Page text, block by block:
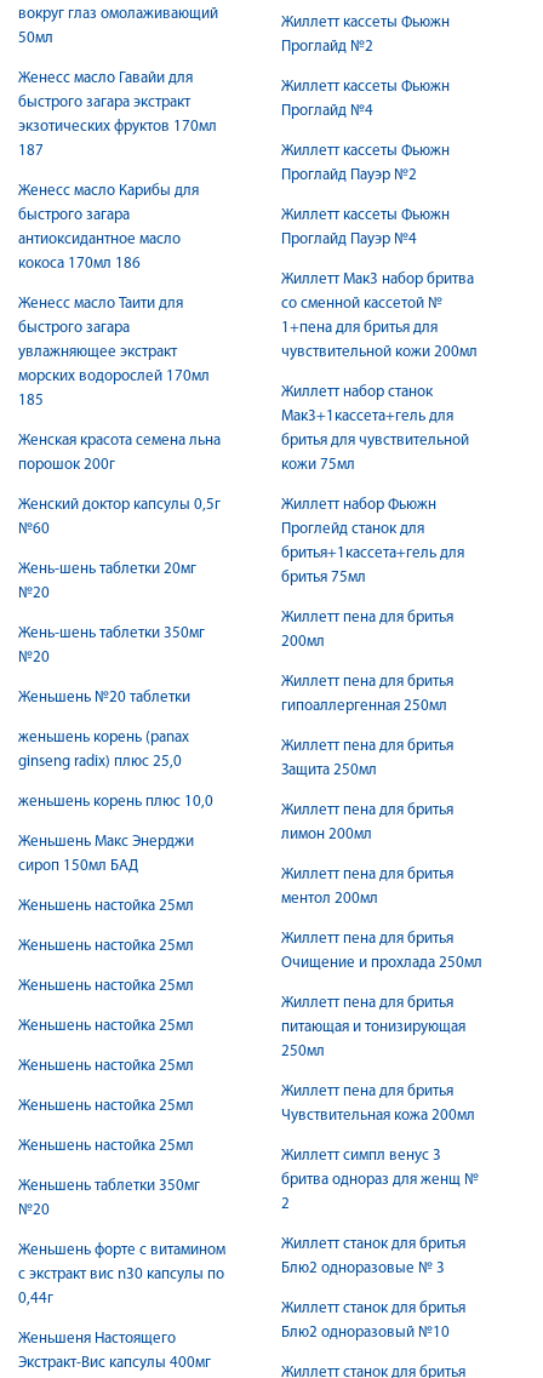
вокруг глаз омолаживающий
50мл
Женесс масло Гавайи для
быстрого загара экстракт
экзотических фруктов 170мл
187
Женесс масло Карибы для
быстрого загара
антиоксидантное масло
кокоса 170мл 186
Женесс масло Таити для
быстрого загара
увлажняющее экстракт
морских водорослей 170мл
185
Женская красота семена льна
порошок 200г
Женский доктор капсулы 0,5г
№60
Жень-шень таблетки 20мг
№20
Жень-шень таблетки 350мг
№20
Женьшень №20 таблетки
женьшень корень (panax
ginseng radix) плюс 25,0
женьшень корень плюс 10,0
Женьшень Макс Энерджи
сироп 150мл БАД
Женьшень настойка 25мл
Женьшень настойка 25мл
Женьшень настойка 25мл
Женьшень настойка 25мл
Женьшень настойка 25мл
Женьшень настойка 25мл
Женьшень настойка 25мл
Женьшень таблетки 350мг
№20
Женьшень форте с витамином
с экстракт вис n30 капсулы по
0,44г
Женьшеня Настоящего
Экстракт-Вис капсулы 400мг
Жиллетт кассеты Фьюжн
Проглайд №2
Жиллетт кассеты Фьюжн
Проглайд №4
Жиллетт кассеты Фьюжн
Проглайд Пауэр №2
Жиллетт кассеты Фьюжн
Проглайд Пауэр №4
Жиллетт Мак3 набор бритва
со сменной кассетой №
1+пена для бритья для
чувствительной кожи 200мл
Жиллетт набор станок
Мак3+1кассета+гель для
бритья для чувствительной
кожи 75мл
Жиллетт набор Фьюжн
Проглейд станок для
бритья+1кассета+гель для
бритья 75мл
Жиллетт пена для бритья
200мл
Жиллетт пена для бритья
гипоаллергенная 250мл
Жиллетт пена для бритья
Защита 250мл
Жиллетт пена для бритья
лимон 200мл
Жиллетт пена для бритья
ментол 200мл
Жиллетт пена для бритья
Очищение и прохлада 250мл
Жиллетт пена для бритья
питающая и тонизирующая
250мл
Жиллетт пена для бритья
Чувствительная кожа 200мл
Жиллетт симпл венус 3
бритва однораз для женщ №
2
Жиллетт станок для бритья
Блю2 одноразовые № 3
Жиллетт станок для бритья
Блю2 одноразовый №10
Жиллетт станок для бритья